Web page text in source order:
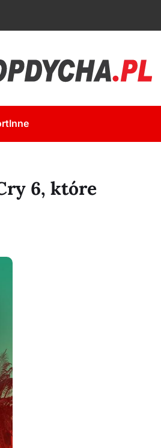
Inne
6, które